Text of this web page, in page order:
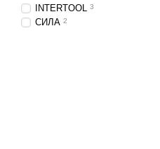
INTERTOOL 3
СИЛА 2